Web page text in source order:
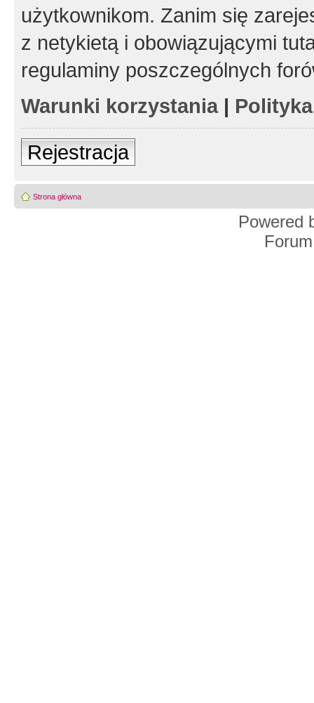
użytkownikom. Zanim się
z netykietą i obowiązującymi
regulaminy poszczególnych
Warunki korzystania|
Rejestracja
Strona główna
Powered